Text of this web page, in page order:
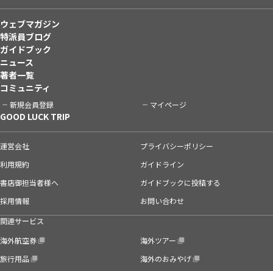
ウェブマガジン
特派員ブログ
ガイドブック
ニュース
著者一覧
コミュニティ
新規会員登録 マイページ
GOOD LUCK TRIP
運営会社
プライバシーポリシー
利用規約
ガイドライン
書店御担当者様へ
ガイドブックに投稿する
採用情報
お問い合わせ
関連サービス
海外航空券
海外ツアー
旅行用品
海外のおみやげ